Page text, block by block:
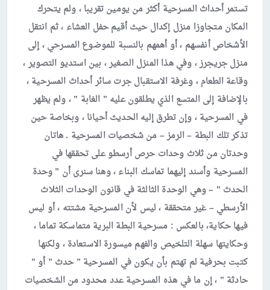
تستمر أحداث المسرحية أكثر من يومين تقريبا ، ولم يتحرك
المكان متجاوزا منزل إكدال حيث أقيم حفل العشاء ، ثم انتقل
الأشخاص أنفسهم ، أو أهمهم بالنسبة للموضوع المسرحي ، إلى
منزل جريجرز ، وفي هذا المنزل الصغير ، بين استديو التصوير ،
وقاعة الطعام ، وغرفة الاستقبال جرت سائر أحداث المسرحية ،
بالإضافة إلى المتسع الذي يطلقون عليه ” الغابة ” ، ولم يظهر
في المسرحية ، وإن تطرق إليه الحديث أحيانا ، وبخاصة حين
تذكر تلك البطة – الرمز – من شخصيات المسرحية . هاتان
وحدتان من ثلاث وحدات حرص أرسطو على تحققها في
المسرحية وأسند إليهما تماسك البناء ، وهنا سنرى أن ” وحدة
الحدث ” – وهي الوحدة الثالثة في قانون الوحدات الثلاث
الأرسطي – غير متحققة ، ليس لأن المسرحية مشتته ، أو ليس
فيها حكاية، بالعكس : مسرحية البطة البرية متماسكة تماما ،
وحكايتها سهلة التلخيص والفهم ميسورة الاستعادة ، ولكنها
كتبت بحرفية لم تهتم بأن يكون في المسرحية ” حدث ” أو ”
حادثة ” ، إن ما في هذه المسرحية عدد محدود من الشخصيات